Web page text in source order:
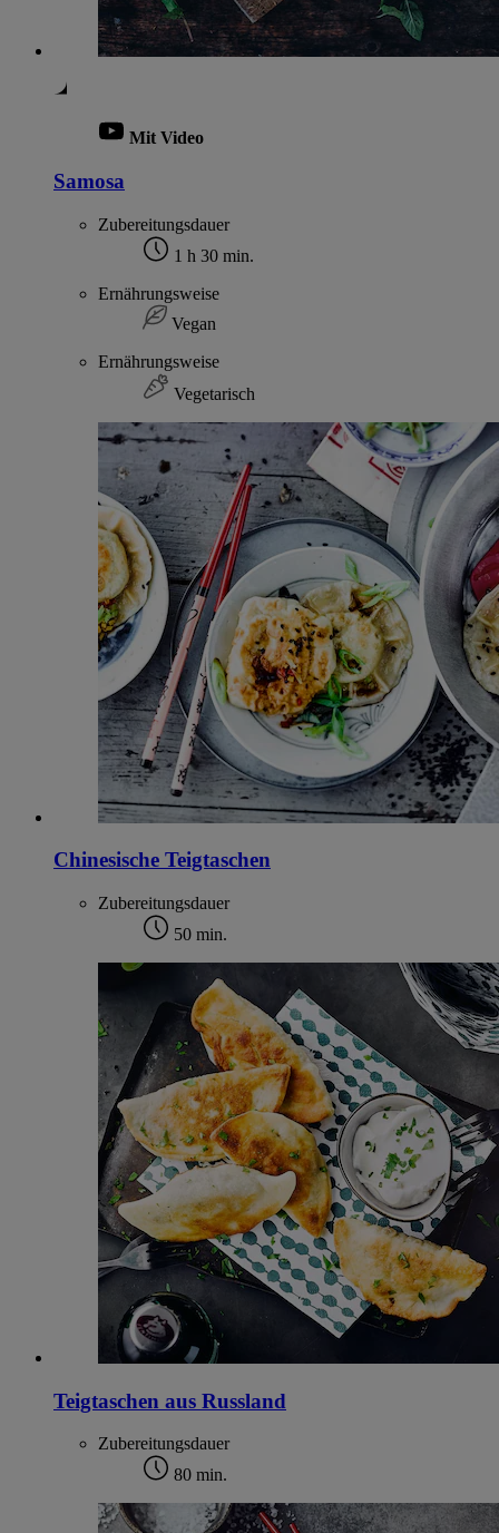
Mit Video
Samosa
Zubereitungsdauer
1 h 30 min.
Ernährungsweise
Vegan
Ernährungsweise
Vegetarisch
Chinesische Teigtaschen
Zubereitungsdauer
50 min.
Teigtaschen aus Russland
Zubereitungsdauer
80 min.